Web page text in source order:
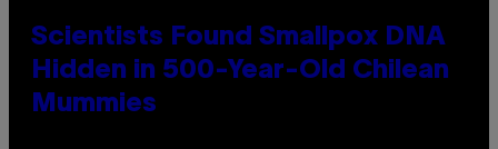
Scientists Found Smallpox DNA
Hidden in 500-Year-Old Chilean
Mummies